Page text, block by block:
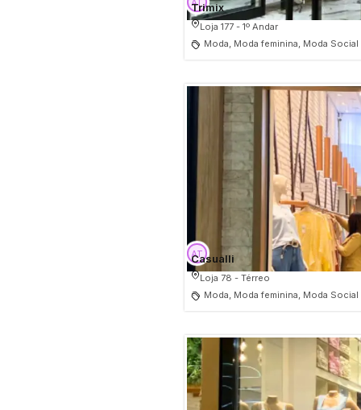
Trimix
Loja 177 - 1º Andar
Moda, Moda feminina, Moda Social
Casualli
Loja 78 - Térreo
Moda, Moda feminina, Moda Social